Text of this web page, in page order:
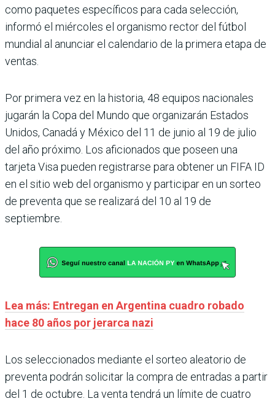
como paquetes específicos para cada selección,
informó el miércoles el organismo rector del fútbol
mundial al anunciar el calendario de la primera etapa de
ventas.
Por primera vez en la historia, 48 equipos nacionales
jugarán la Copa del Mundo que organizarán Estados
Unidos, Canadá y México del 11 de junio al 19 de julio
del año próximo. Los aficionados que poseen una
tarjeta Visa pueden registrarse para obtener un FIFA ID
en el sitio web del organismo y participar en un sorteo
de preventa que se realizará del 10 al 19 de
septiembre.
Lea más: Entregan en Argentina cuadro robado
hace 80 años por jerarca nazi
Los seleccionados mediante el sorteo aleatorio de
preventa podrán solicitar la compra de entradas a partir
del 1 de octubre. La venta tendrá un límite de cuatro